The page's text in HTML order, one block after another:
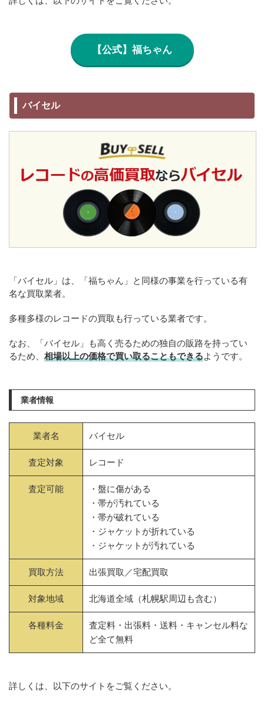
【公式】福ちゃん
バイセル
「バイセル」は、「福ちゃん」と同様の事業を行っている有
名な買取業者。
多種多様のレコードの買取も行っている業者です。
なお、「バイセル」も高く売るための独自の販路を持ってい
るため、 相場以上の価格で買い取ることもできるようです。
業者情報
業者名 バイセル
査定対象 レコード
査定可能
・盤に傷がある
・帯が汚れている
・帯が破れている
・ジャケットが折れている
・ジャケットが汚れている
買取方法 出張買取／宅配買取
対象地域 北海道全域（札幌駅周辺も含む）
各種料金
査定料・出張料・送料・キャンセル料な
ど全て無料
詳しくは、以下のサイトをご覧ください。